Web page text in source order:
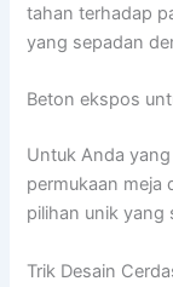
tahan terhadap
yang sepadan
Beton ekspos
Untuk Anda
permukaan meja
pilihan unik yang
Trik Desain